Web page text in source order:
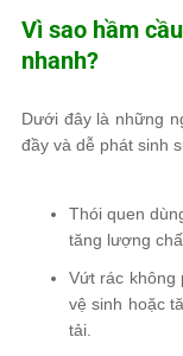
Vì sao hầm
nhanh?
Dưới đây là những
đầy và dễ phát sinh
Thói quen
tăng lượng
Vứt rác không
vệ sinh hoặc
tải.